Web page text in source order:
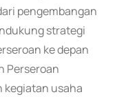
pengembangan
strategi
ke depan
Perseroan
kegiatan usaha